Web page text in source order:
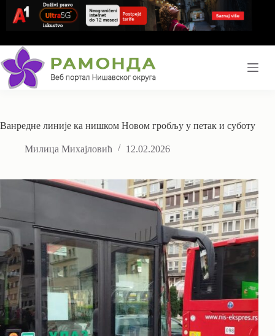
content
Ванредне линије ка нишком Новом гробљу у петак и суботу
Милица Михајловић 12.02.2026